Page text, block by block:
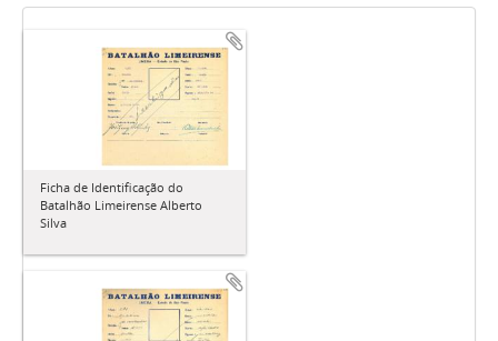
Ficha de Identificação do
Batalhão Limeirense Alberto
Silva